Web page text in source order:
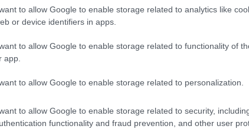
to allow Google to enable storage related to analytics like
or device identifiers in apps.
to allow Google to enable storage related to functionality of
app.
to allow Google to enable storage related to personalization.
to allow Google to enable storage related to security,
functionality and fraud prevention, and other user